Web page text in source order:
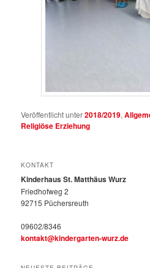
Veröffentlicht unter2018/2019,
Religiöse Erziehung
KONTAKT
Kinderhaus St. Matthäus Wurz
Friedhofweg 2
92715 Püchersreuth
09602/8346
kontakt@kindergarten-wurz.de